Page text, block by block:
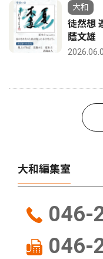
大和
徒然想
蔭文雄
大和編集室
046-
046-